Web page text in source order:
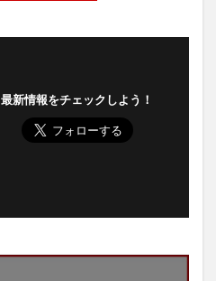
最新情報をチェックしよう！